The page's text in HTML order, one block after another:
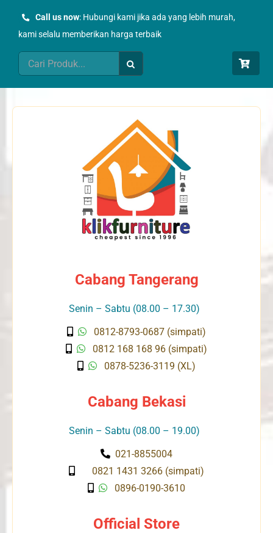
Call us now: Hubungi kami jika ada yang lebih murah,
kami selalu memberikan harga terbaik
Search
for:
Cabang Tangerang
Senin – Sabtu (08.00 – 17.30)
0812-8793-0687 (simpati)
0812 168 168 96 (simpati)
0878-5236-3119 (XL)
Cabang Bekasi
Senin – Sabtu (08.00 – 19.00)
021-8855004
0821 1431 3266 (simpati)
0896-0190-3610
Official Store